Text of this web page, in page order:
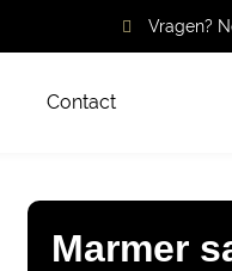
Vragen?
Contact
Marmer